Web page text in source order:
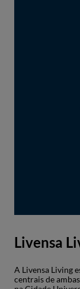
Livensa
A Livensa Living
centrais de